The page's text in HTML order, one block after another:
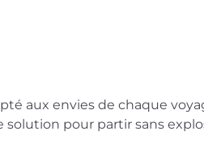
aux envies de chaque
solution pour partir sans